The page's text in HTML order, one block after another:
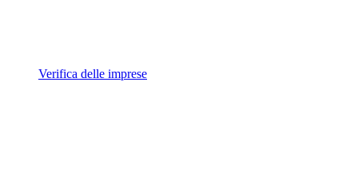
Verifica delle imprese